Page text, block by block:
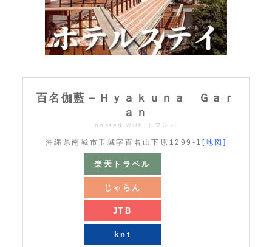
百名伽藍－Ｈｙａｋｕｎａ Ｇａｒ
ａｎ
posted with トマレバ
沖縄県南城市玉城字百名山下原1299-1 [地図]
楽天トラベル
じゃらん
JTB
knt